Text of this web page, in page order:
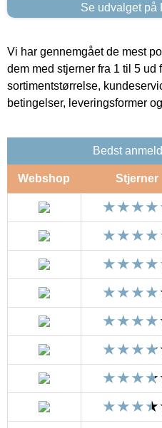
Se udvalget på
Vi har gennemgået de mest
dem med stjerner fra 1 til 5 ud
sortimentstørrelse,
betingelser, leveringsformer
Bedst
Webshop Stjerner